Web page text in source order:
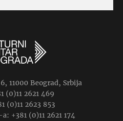
11000 Beograd, Srbija
(0)11 2621 469
(0)11 2623 853
+381 (0)11 2621 174